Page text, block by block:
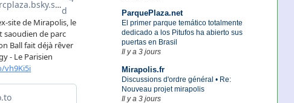
ParquePlaza.net
El primer parque temático totalmente
dedicado a los Pitufos ha abierto sus
puertas en Brasil
Il y a 3 jours
Mirapolis.fr
Discussions d'ordre général • Re:
Nouveau projet mirapolis
Il y a 3 jours